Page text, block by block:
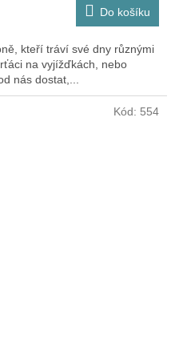
Do košíku
kteří tráví své dny různými
na vyjížďkách, nebo
nás dostat,...
Kód: 554